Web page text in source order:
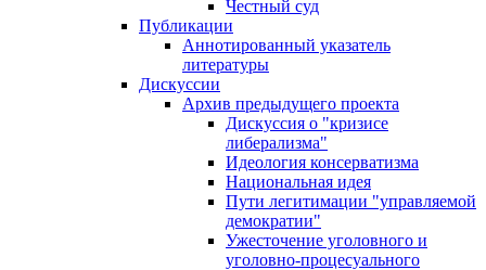
Честный суд
Публикации
Аннотированный указатель
литературы
Дискуссии
Архив предыдущего проекта
Дискуссия о "кризисе
либерализма"
Идеология консерватизма
Национальная идея
Пути легитимации "управляемой
демократии"
Ужесточение уголовного и
уголовно-процесуального